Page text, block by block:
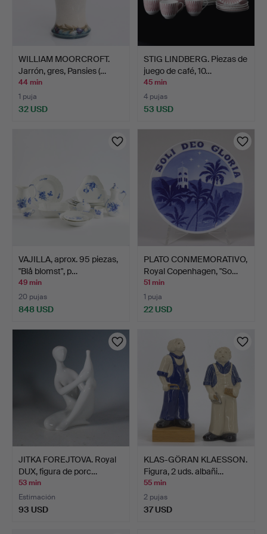
WILLIAM MOORCROFT.
Jarrón, gres, Pansies (…
44 min
1 puja
32 USD
STIG LINDBERG. Piezas de
juego de café, 10…
45 min
4 pujas
53 USD
VAJILLA, aprox. 95 piezas,
"Blå blomst", p…
49 min
20 pujas
848 USD
PLATO CONMEMORATIVO,
Royal Copenhagen, "So…
51 min
1 puja
22 USD
JITKA FOREJTOVA. Royal
DUX, figura de porc…
53 min
Estimación
93 USD
KLAS-GÖRAN KLAESSON.
Figura, 2 uds. albañi…
55 min
2 pujas
37 USD